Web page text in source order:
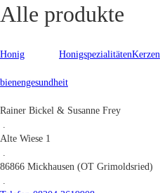
Alle produkte
Honig HonigspezialitätenKerzen
bienengesundheit
Rainer Bickel & Susanne Frey
Alte Wiese 1
86866 Mickhausen (OT Grimoldsried)